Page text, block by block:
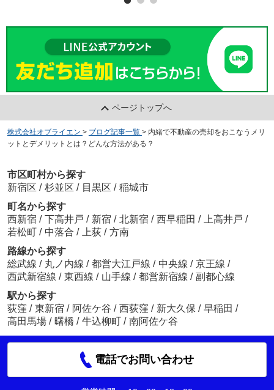
ページトップへ
株式会社オブライエン > ブログ記事一覧 > 内緒で不動産の売却をおこなうメリ
ットとデメリットとは？どんな方法がある？
市区町村から探す
新宿区 / 杉並区 / 目黒区 / 稲城市
町名から探す
西新宿 / 下高井戸 / 新宿 / 北新宿 / 西早稲田 / 上高井戸 /
若松町 / 中落合 / 上荻 / 方南
路線から探す
総武線 / 丸ノ内線 / 都営大江戸線 / 中央線 / 京王線 /
西武新宿線 / 東西線 / 山手線 / 都営新宿線 / 副都心線
駅から探す
荻窪 / 東新宿 / 阿佐ケ谷 / 西荻窪 / 新大久保 / 早稲田 /
高田馬場 / 曙橋 / 牛込柳町 / 南阿佐ケ谷
電話でお問い合わせ